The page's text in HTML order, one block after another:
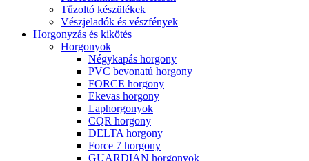
Tűzoltó készülékek
Vészjeladók és vészfények
Horgonyzás és kikötés
Horgonyok
Négykapás horgony
PVC bevonatú horgony
FORCE horgony
Ekevas horgony
Laphorgonyok
CQR horgony
DELTA horgony
Force 7 horgony
GUARDIAN horgonyok